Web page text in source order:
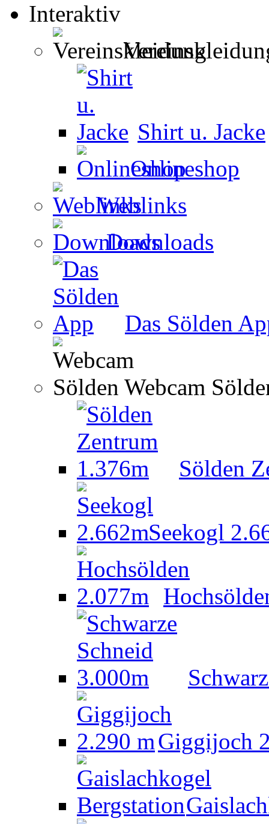
Interaktiv
Shirt u. Jacke
Onlineshop
Weblinks
Downloads
Das Sölden
Webcam
Sölden
Seekogl
Giggijoch